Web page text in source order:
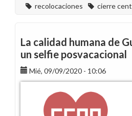
recolocaciones cierre
La calidad humana de
un selfie posvacacional
Mié, 09/09/2020 - 10:06